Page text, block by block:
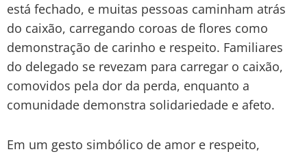
está fechado, e muitas pessoas caminham atrás
do caixão, carregando coroas de flores como
demonstração de carinho e respeito. Familiares
do delegado se revezam para carregar o caixão,
comovidos pela dor da perda, enquanto a
comunidade demonstra solidariedade e afeto.
Em um gesto simbólico de amor e respeito,